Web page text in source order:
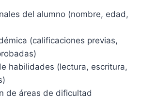
del alumno (nombre, edad,
(calificaciones previas,
habilidades (lectura, escritura,
de áreas de dificultad